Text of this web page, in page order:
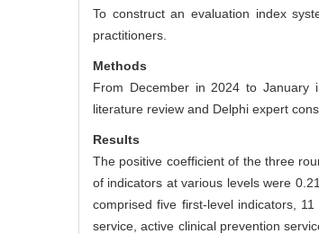
To construct an evaluation index
practitioners.
Methods
From December in 2024 to January
literature review and Delphi expert
Results
The positive coefficient of the three
of indicators at various levels were
comprised five first-level indicators,
service, active clinical prevention